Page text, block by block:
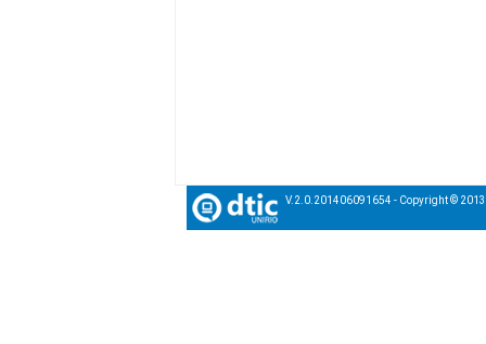
V.2.0.201406091654 - Copyright ©